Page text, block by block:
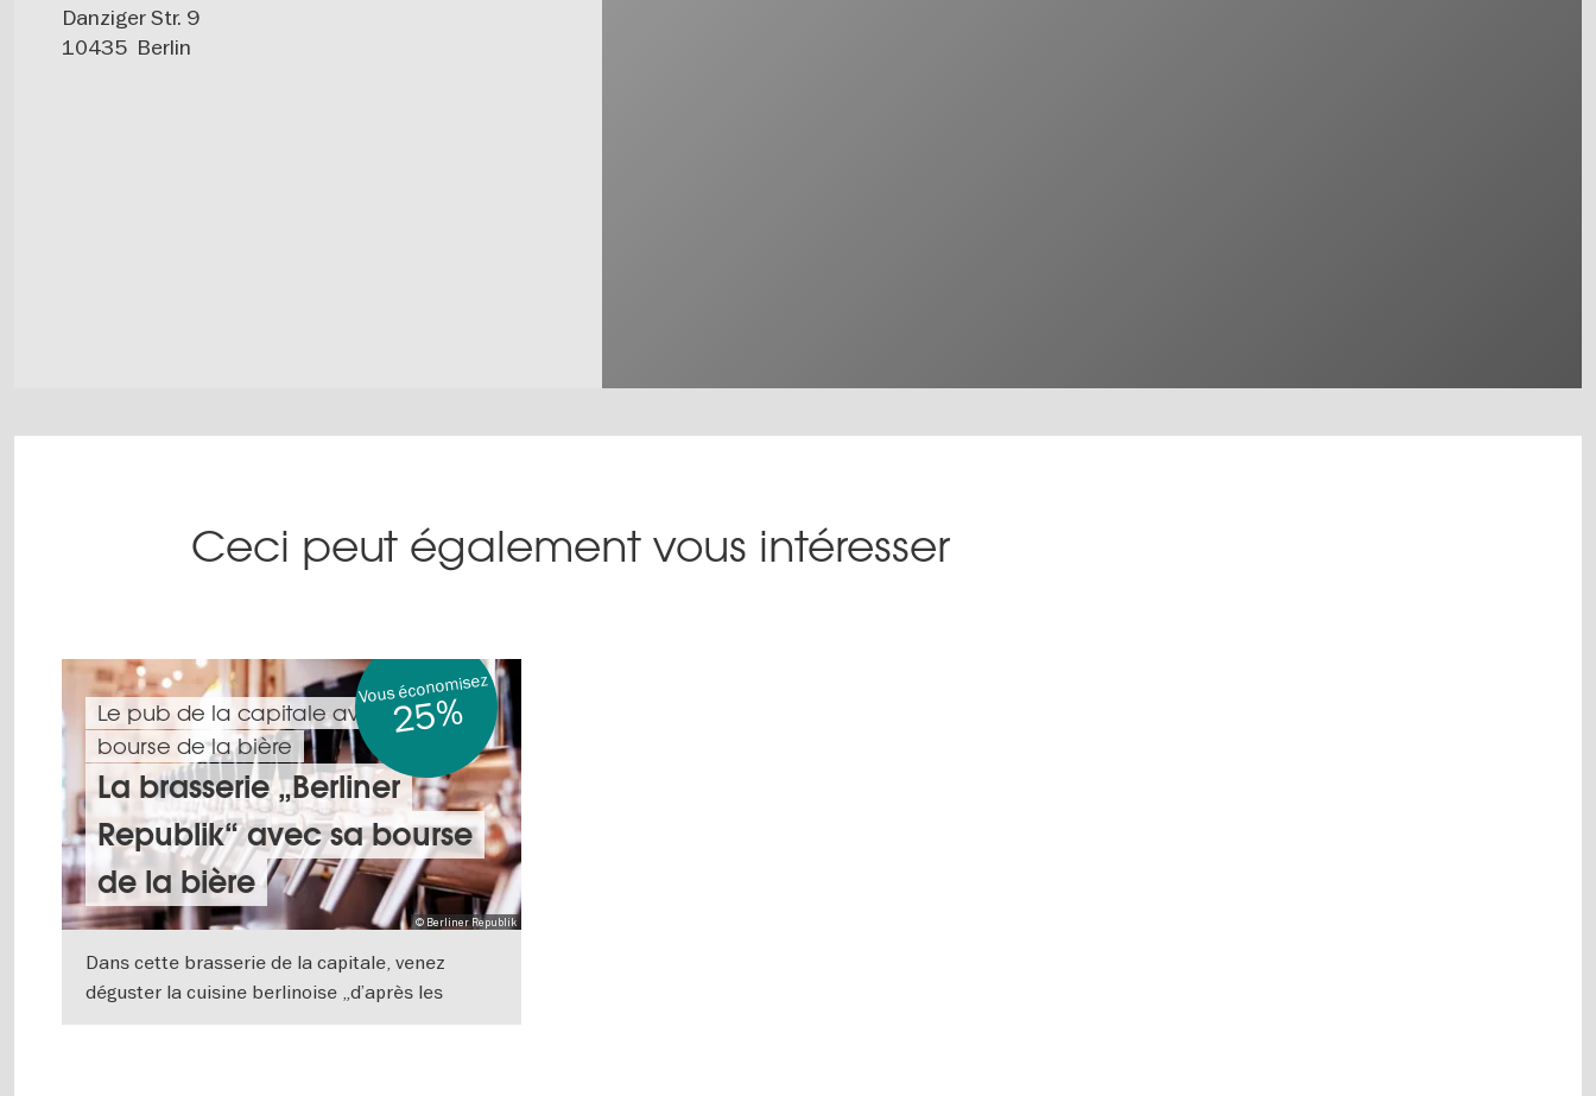
Danziger Str. 9
10435 Berlin
Ceci peut également vous intéresser
© Berliner Republik
Le pub de la capitale avec une
bourse de la bière
La brasserie „Berliner
Republik“ avec sa bourse
de la bière
Vous économisez
25%
Dans cette brasserie de la capitale, venez
déguster la cuisine berlinoise „d’après les
Recettes de Maman“ jusqu’à 5h du matin. Fait